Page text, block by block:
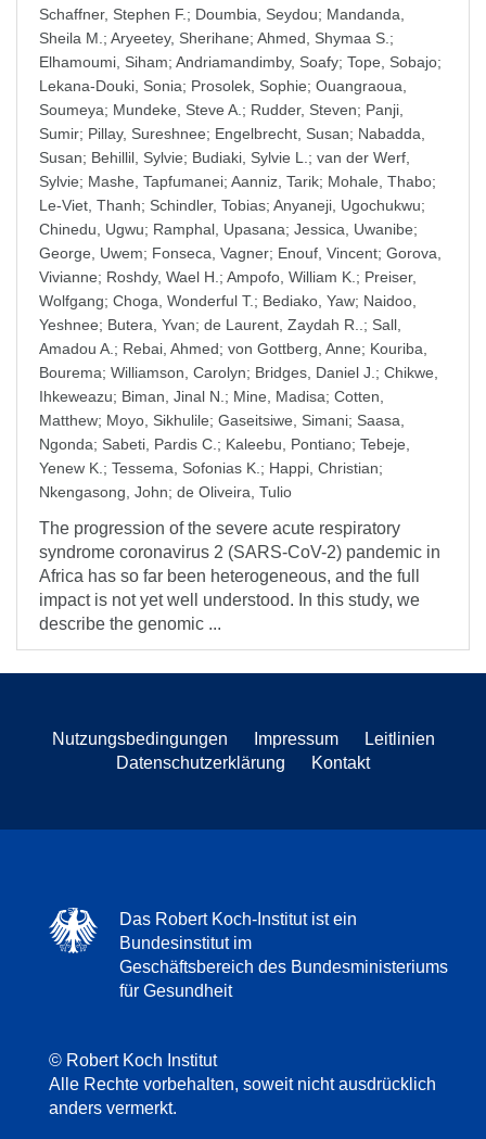
Schaffner, Stephen F. ; Doumbia, Seydou; Mandanda,
Sheila M. ; Aryeetey, Sherihane; Ahmed, Shymaa S. ;
Elhamoumi, Siham; Andriamandimby, Soafy; Tope, Sobajo;
Lekana-Douki, Sonia; Prosolek, Sophie; Ouangraoua,
Soumeya; Mundeke, Steve A. ; Rudder, Steven; Panji,
Sumir; Pillay, Sureshnee; Engelbrecht, Susan; Nabadda,
Susan; Behillil, Sylvie; Budiaki, Sylvie L. ; van der Werf,
Sylvie; Mashe, Tapfumanei; Aanniz, Tarik; Mohale, Thabo;
Le-Viet, Thanh; Schindler, Tobias; Anyaneji, Ugochukwu;
Chinedu, Ugwu; Ramphal, Upasana; Jessica, Uwanibe;
George, Uwem; Fonseca, Vagner; Enouf, Vincent; Gorova,
Vivianne; Roshdy, Wael H. ; Ampofo, William K. ; Preiser,
Wolfgang; Choga, Wonderful T.; Bediako, Yaw; Naidoo,
Yeshnee; Butera, Yvan; de Laurent, Zaydah R.. ; Sall,
Amadou A. ; Rebai, Ahmed; von Gottberg, Anne; Kouriba,
Bourema; Williamson, Carolyn; Bridges, Daniel J. ; Chikwe,
Ihkeweazu; Biman, Jinal N. ; Mine, Madisa; Cotten,
Matthew; Moyo, Sikhulile; Gaseitsiwe, Simani; Saasa,
Ngonda; Sabeti, Pardis C. ; Kaleebu, Pontiano; Tebeje,
Yenew K. ; Tessema, Sofonias K. ; Happi, Christian;
Nkengasong, John; de Oliveira, Tulio
The progression of the severe acute respiratory
syndrome coronavirus 2 (SARS-CoV-2) pandemic in
Africa has so far been heterogeneous, and the full
impact is not yet well understood. In this study, we
describe the genomic ...
Nutzungsbedingungen Impressum
Leitlinien
Datenschutzerklärung
Kontakt
Das Robert Koch-Institut ist ein
Bundesinstitut im
Geschäftsbereich des Bundesministeriums
für Gesundheit
© Robert Koch Institut
Alle Rechte vorbehalten, soweit nicht ausdrücklich
anders vermerkt.